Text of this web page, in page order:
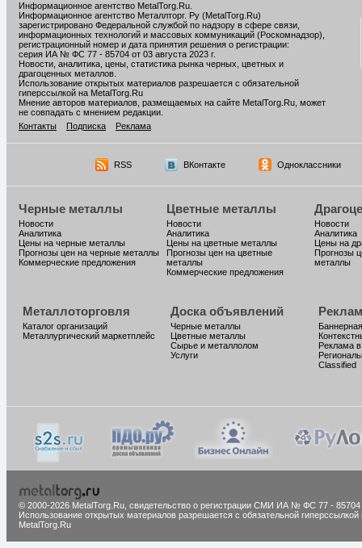
Информационное агентство MetalTorg.Ru
Информационное агентство Металлторг. Ру (MetalTorg.Ru)
зарегистрировано Федеральной службой по надзору в сфере связи,
информационных технологий и массовых коммуникаций (Роскомнадзор),
регистрационный номер и дата принятия решения о регистрации:
серия ИА № ФС 77 - 85704 от 03 августа 2023 г.
Новости, аналитика, цены, статистика рынка черных, цветных и
драгоценных металлов.
Использование открытых материалов разрешается с обязательной
гиперссылкой на MetalTorg.Ru
Мнение авторов материалов, размещаемых на сайте MetalTorg.Ru, может
не совпадать с мнением редакции.
Контакты
Подписка Реклама
RSS ВКонтакте Одноклассники
Черные металлы
Новости
Аналитика
Цены на черные металлы
Прогнозы цен на черные металлы
Коммерческие предложения
Цветные металлы
Новости
Аналитика
Цены на цветные металлы
Прогнозы цен на цветные
металлы
Коммерческие предложения
Новости
Аналитика
Цены на
Прогнозы
металлы
Металлоторговля
Каталог организаций
Металлургический маркетплейс
Доска объявлений
Черные металлы
Цветные металлы
Сырье и металлолом
Услуги
Реклама
Classified
© 2000-2026 MetalTorg.Ru, cвидетельство о регистрации СМИ ИА № ФС 77 - 85704
Использование открытых материалов разрешается с обязательной гиперссылкой
MetalTorg.Ru